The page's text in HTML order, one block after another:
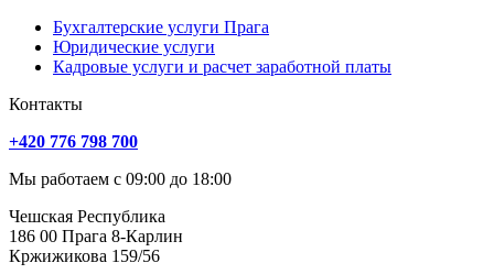
Бухгалтерские услуги Прага
Юридические услуги
Кадровые услуги и расчет заработной платы
Контакты
+420 776 798 700
Мы работаем с 09:00 до 18:00
Чешская Республика
186 00 Прага 8-Карлин
Кржижикова 159/56